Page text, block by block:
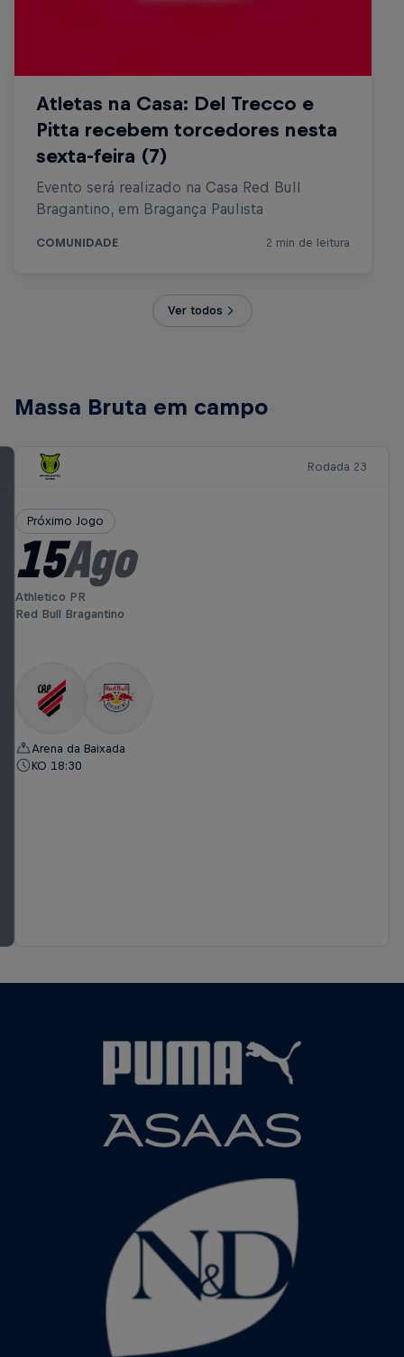
Ver todos
Massa Bruta em campo
Rodada 23
Próximo Jogo
15Ago
Athletico PR
Red Bull Bragantino
Arena da Baixada
KO 18:30